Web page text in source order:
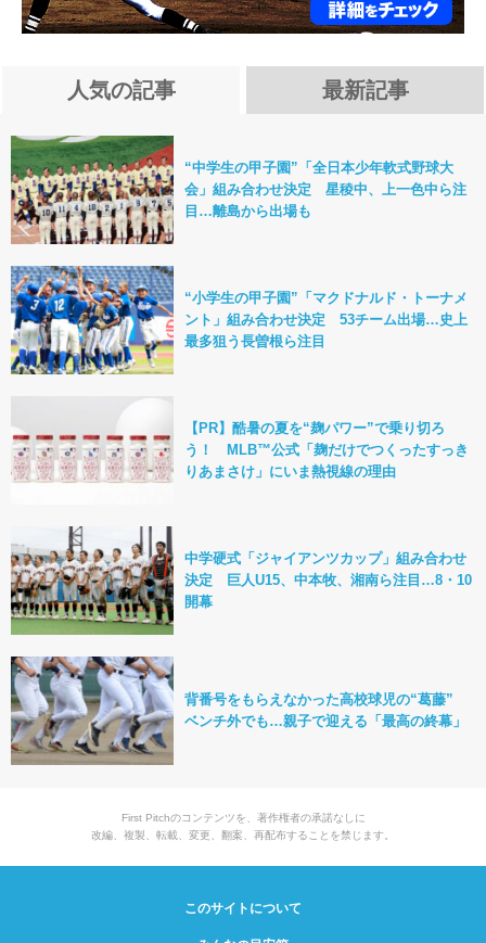
人気の記事 最新記事
“中学生の甲子園”「全日本少年軟式野球大
会」組み合わせ決定 星稜中、上一色中ら注
目…離島から出場も
“小学生の甲子園”「マクドナルド・トーナメ
ント」組み合わせ決定 53チーム出場…史上
最多狙う長曽根ら注目
【PR】酷暑の夏を“麹パワー”で乗り切ろ
う！ MLB™公式「麹だけでつくったすっき
りあまさけ」にいま熱視線の理由
中学硬式「ジャイアンツカップ」組み合わせ
決定 巨人U15、中本牧、湘南ら注目…8・10
開幕
背番号をもらえなかった高校球児の“葛藤”
ベンチ外でも…親子で迎える「最高の終幕」
First Pitchのコンテンツを、著作権者の承諾なしに
改編、複製、転載、変更、翻案、再配布することを禁じます。
このサイトについて